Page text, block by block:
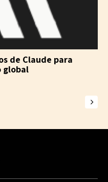
de Claude para
global